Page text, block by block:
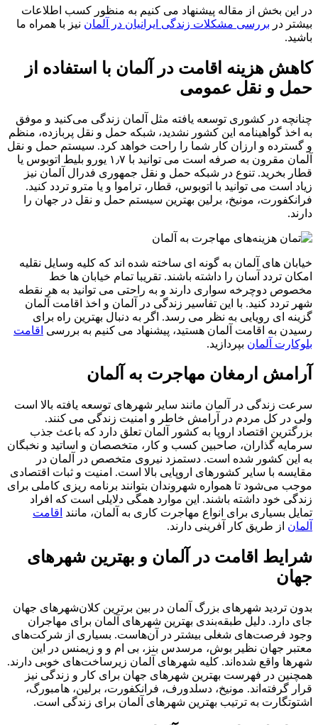
در این بخش از مقاله پیشنهاد می کنیم به منظور کسب اطلاعات
بیشتر در بررسی مشکلات زندگی ایرانیان در آلمان نیز با همراه ما
باشید.
کاهش هزینه اقامت در آلمان با استفاده از
حمل و نقل عمومی
چنانچه در کشوری توسعه یافته مثل آلمان زندگی می‌کنید و موفق
به اخذ گواهینامه این کشور نشدید، شبکه حمل و نقل پربازده، منظم
و گسترده و ارزان کار شما را راحت خواهد کرد. سیستم حمل و نقل
آلمان مقرون به صرفه است می توانید با ۱٫۷ یورو بلیط اتوبوس یا
قطار بخرید. تنوع در شبکه حمل و نقل جمهوری فدرال آلمان نیز
زیاد است می توانید با اتوبوس، قطار، تراموا و یا مترو تردد کنید.
فرانکفورت، مونیخ، برلین بهترین سیستم حمل و نقل در جهان را
دارند.
خیابان های آلمان به گونه ای ساخته شده اند که کلیه وسایل نقلیه
امکان تردد آسان را داشته باشند. تقریبا تمام خیابان ها خط
مخصوص دوچرخه سواری دارند و به راحتی می توانید به هر نقطه
شهر تردد کنید. با این تفاسیر زندگی در آلمان و اخذ اقامت آلمان
گزینه ای رویایی به نظر می رسد. اگر به دنبال بهترین راه برای
رسیدن به اقامت آلمان هستید، پیشنهاد می کنیم به بررسی اقامت
بلوکارت آلمان بپردازید.
آرامش ارمغان مهاجرت به آلمان
سرعت زندگی در آلمان مانند سایر شهرهای توسعه یافته بالا است
ولی در کل مردم در آرامش خاطر و امنیت زندگی می کنند.
بزرگترین اقتصاد اروپا به کشور آلمان تعلق دارد که باعث جذب
سرمایه گذاران، صاحبین کسب و کار، متخصصان و اساتید و نخبگان
به این کشور شده است. دستمزد نیروی متخصص در آلمان در
مقایسه با سایر کشورهای اروپایی بالا است. امنیت و ثبات اقتصادی
موجب می‌شود تا همواره شهروندان بتوانند برنامه ریزی کاملی برای
زندگی خود داشته باشند. این موارد همگی دلایلی است که افراد
تمایل بسیاری برای انواع مهاجرت کاری به آلمان، مانند اقامت
آلمان از طریق کار آفرینی دارند.
شرایط اقامت در آلمان و بهترین شهرهای
جهان
بدون تردید شهرهای بزرگ آلمان در بین برترین کلان‌شهرهای جهان
جای دارد. دلیل طبقه‌بندی بهترین شهرهای آلمان برای مهاجران
وجود فرصت‌های شغلی بیشتر در آن‌هاست. بسیاری از شرکت‌های
معتبر جهان نظیر بوش، مرسدس بنز، بی ام و و زیمنس در این
شهرها واقع شده‌اند. کلیه شهرهای آلمان زیرساخت‌های خوبی دارند.
همچنین در فهرست بهترین شهرهای جهان برای کار و زندگی نیز
قرار گرفته‌اند. مونیخ، دسلدورف، فرانکفورت، برلین، هامبورگ،
اشتوتگارت به ترتیب بهترین شهرهای آلمان برای زندگی است.